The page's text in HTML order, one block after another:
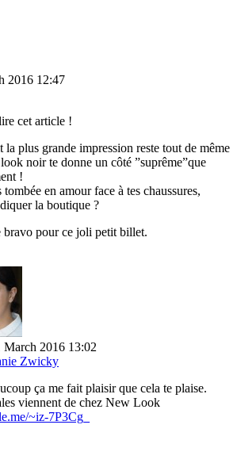
2016 12:47
cet article !
plus grande impression reste tout de même
noir te donne un côté ”suprême”que
!
tombée en amour face à tes chaussures,
la boutique ?
bravo pour ce joli petit billet.
March 2016 13:02
Zwicky
ça me fait plaisir que cela te plaise.
viennent de chez New Look
~iz-7P3Cg_